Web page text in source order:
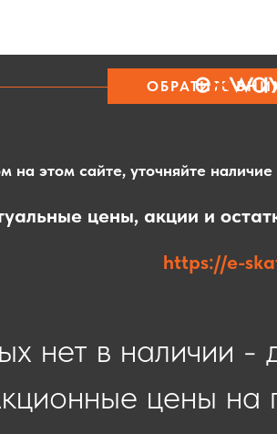
ОБРАТИТЕ
на этом сайте, уточняйте
цены, акции и
https://e-
нет в наличии -
цены на